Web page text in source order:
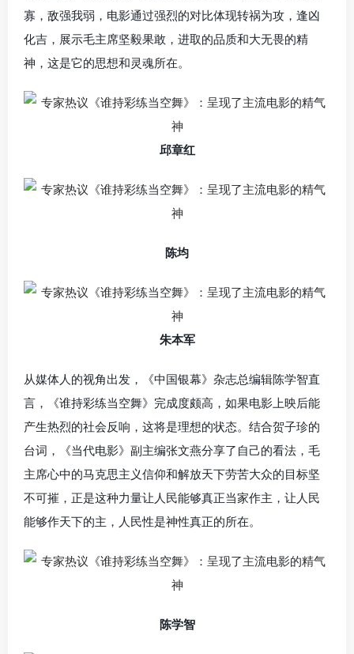
寡，敌强我弱，电影通过强烈的对比体现转祸为攻，逢凶
化吉，展示毛主席坚毅果敢，进取的品质和大无畏的精
神，这是它的思想和灵魂所在。
邱章红
陈均
朱本军
从媒体人的视角出发，《中国银幕》杂志总编辑陈学智直
言，《谁持彩练当空舞》完成度颇高，如果电影上映后能
产生热烈的社会反响，这将是理想的状态。结合贺子珍的
台词，《当代电影》副主编张文燕分享了自己的看法，毛
主席心中的马克思主义信仰和解放天下劳苦大众的目标坚
不可摧，正是这种力量让人民能够真正当家作主，让人民
能够作天下的主，人民性是神性真正的所在。
陈学智